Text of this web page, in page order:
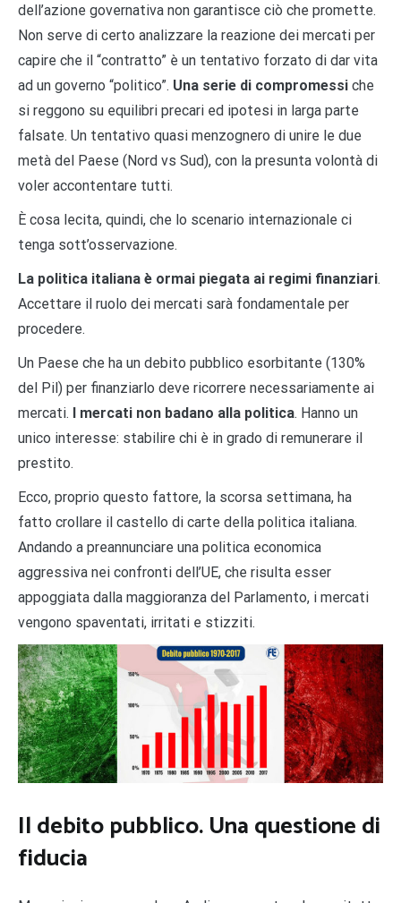
dell’azione governativa non garantisce ciò che promette.
Non serve di certo analizzare la reazione dei mercati per
capire che il “contratto” è un tentativo forzato di dar vita
ad un governo “politico”. Una serie di compromessi che
si reggono su equilibri precari ed ipotesi in larga parte
falsate. Un tentativo quasi menzognero di unire le due
metà del Paese (Nord vs Sud), con la presunta volontà di
voler accontentare tutti.
È cosa lecita, quindi, che lo scenario internazionale ci
tenga sott’osservazione.
La politica italiana è ormai piegata ai regimi finanziari.
Accettare il ruolo dei mercati sarà fondamentale per
procedere.
Un Paese che ha un debito pubblico esorbitante (130%
del Pil) per finanziarlo deve ricorrere necessariamente ai
mercati. I mercati non badano alla politica. Hanno un
unico interesse: stabilire chi è in grado di remunerare il
prestito.
Ecco, proprio questo fattore, la scorsa settimana, ha
fatto crollare il castello di carte della politica italiana.
Andando a preannunciare una politica economica
aggressiva nei confronti dell’UE, che risulta esser
appoggiata dalla maggioranza del Parlamento, i mercati
vengono spaventati, irritati e stizziti.
Il debito pubblico. Una questione di
fiducia